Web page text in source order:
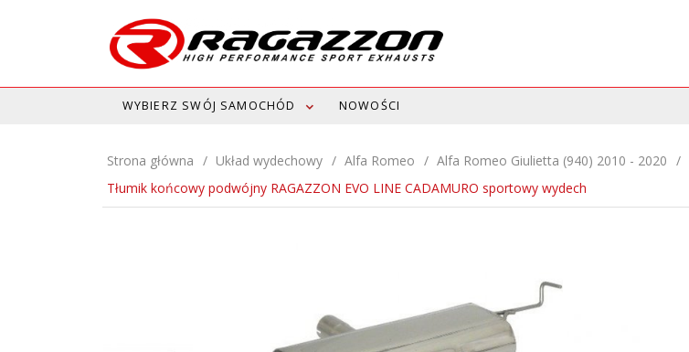
WYBIERZ SWÓJ SAMOCHÓD NOWOŚCI
Strona główna Układ wydechowy Alfa Romeo Alfa Romeo Giulietta (940) 2010 - 2020
Tłumik końcowy podwójny RAGAZZON EVO LINE CADAMURO sportowy wydech